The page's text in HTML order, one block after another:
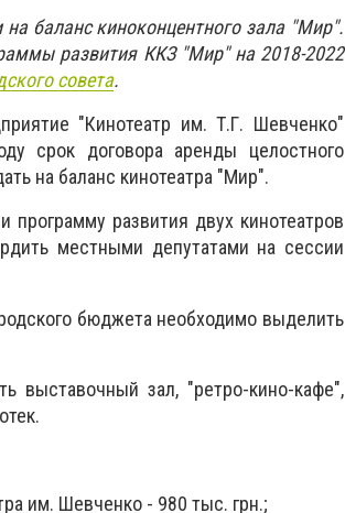
баланс киноконцентного зала "Мир".
развития ККЗ "Мир" на 2018-2022
совета.
"Кинотеатр им. Т.Г. Шевченко"
срок договора аренды целостного
на баланс кинотеатра "Мир".
программу развития двух кинотеатров
местными депутатами на сессии
бюджета необходимо выделить
выставочный зал, "ретро-кино-кафе",
им. Шевченко - 980 тыс. грн.;